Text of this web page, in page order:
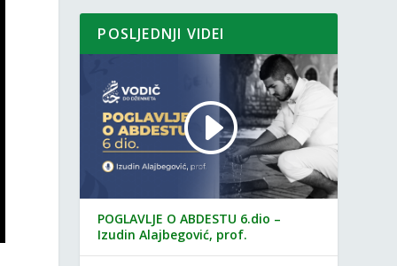
POSLJEDNJI VIDEI
POGLAVLJE O ABDESTU 6.dio –
Izudin Alajbegović, prof.